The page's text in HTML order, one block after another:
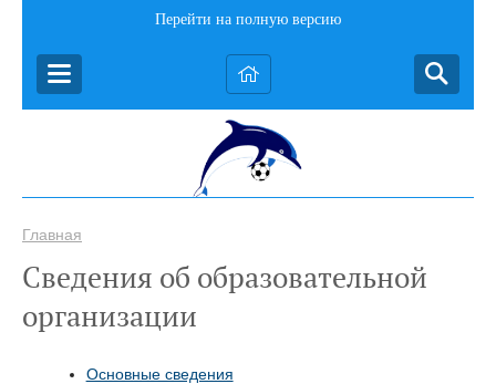
Перейти на полную версию
Главная
Сведения об образовательной
организации
Основные сведения